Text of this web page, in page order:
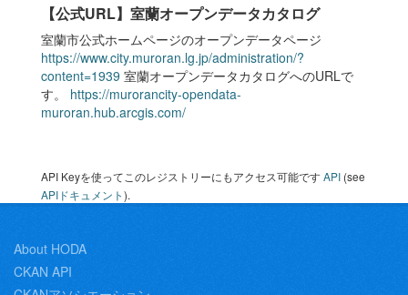
【公式URL】室蘭オープンデータカタログ
室蘭市公式ホームページのオープンデータページ
https://www.city.muroran.lg.jp/administration/?
content=1939 室蘭オープンデータカタログへのURLで
す。 https://murorancity-opendata-
muroran.hub.arcgis.com/
API Keyを使ってこのレジストリーにもアクセス可能ですAPI (see
APIドキュメント).
About HODA
CKAN API